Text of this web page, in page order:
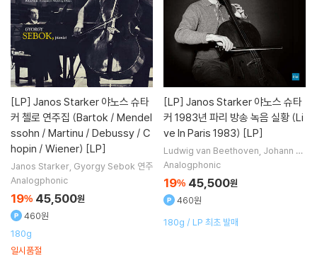
[LP] Janos Starker 야노스 슈타
커 첼로 연주집 (Bartok / Mendel
ssohn / Martinu / Debussy / C
hopin / Wiener) [LP]
Janos Starker Gyorgy Sebok 연주
Analogphonic
19% 45,500원
460원
180g
일시품절
[LP] Janos Starker 야노스 슈타
커 1983년 파리 방송 녹음 실황 (Li
ve In Paris 1983) [LP]
Ludwig van Beethoven Johann S
ebastian Bach
Analogphonic
19% 45,500원
460원
180g / LP 최초 발매